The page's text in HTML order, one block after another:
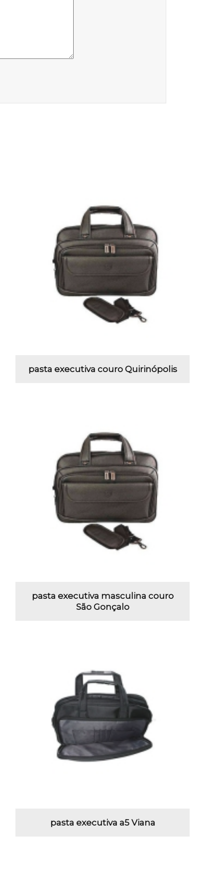
pasta executiva couro Quirinópolis
pasta executiva masculina couro
São Gonçalo
pasta executiva a5 Viana